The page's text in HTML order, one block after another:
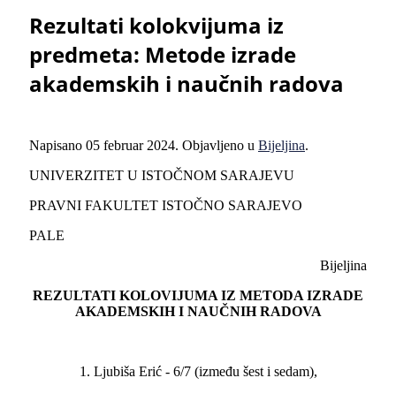
Rezultati kolokvijuma iz
predmeta: Metode izrade
akademskih i naučnih radova
Napisano 05 februar 2024. Objavljeno u Bijeljina.
UNIVERZITET U ISTOČNOM SARAJEVU
PRAVNI FAKULTET ISTOČNO SARAJEVO
PALE
Bijeljina
REZULTATI KOLOVIJUMA IZ METODA IZRADE
AKADEMSKIH I NAUČNIH RADOVA
1. Ljubiša Erić - 6/7 (između šest i sedam),